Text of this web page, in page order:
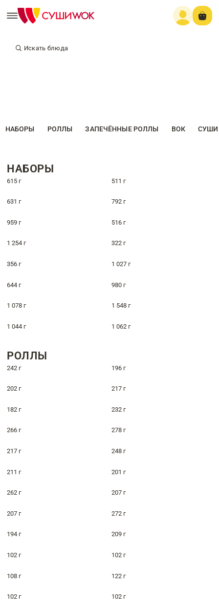
Искать блюда
НАБОРЫ РОЛЛЫ ЗАПЕЧЁННЫЕ РОЛЛЫ ВОК СУШИ
НАБОРЫ
615 г 511 г
631 г 792 г
959 г 516 г
1 254 г 322 г
356 г 1 027 г
644 г 980 г
1 078 г 1 548 г
1 044 г 1 062 г
РОЛЛЫ
242 г 196 г
202 г 217 г
182 г 232 г
266 г 278 г
217 г 248 г
211 г 201 г
262 г 207 г
207 г 272 г
194 г 209 г
102 г 102 г
108 г 122 г
102 г 102 г